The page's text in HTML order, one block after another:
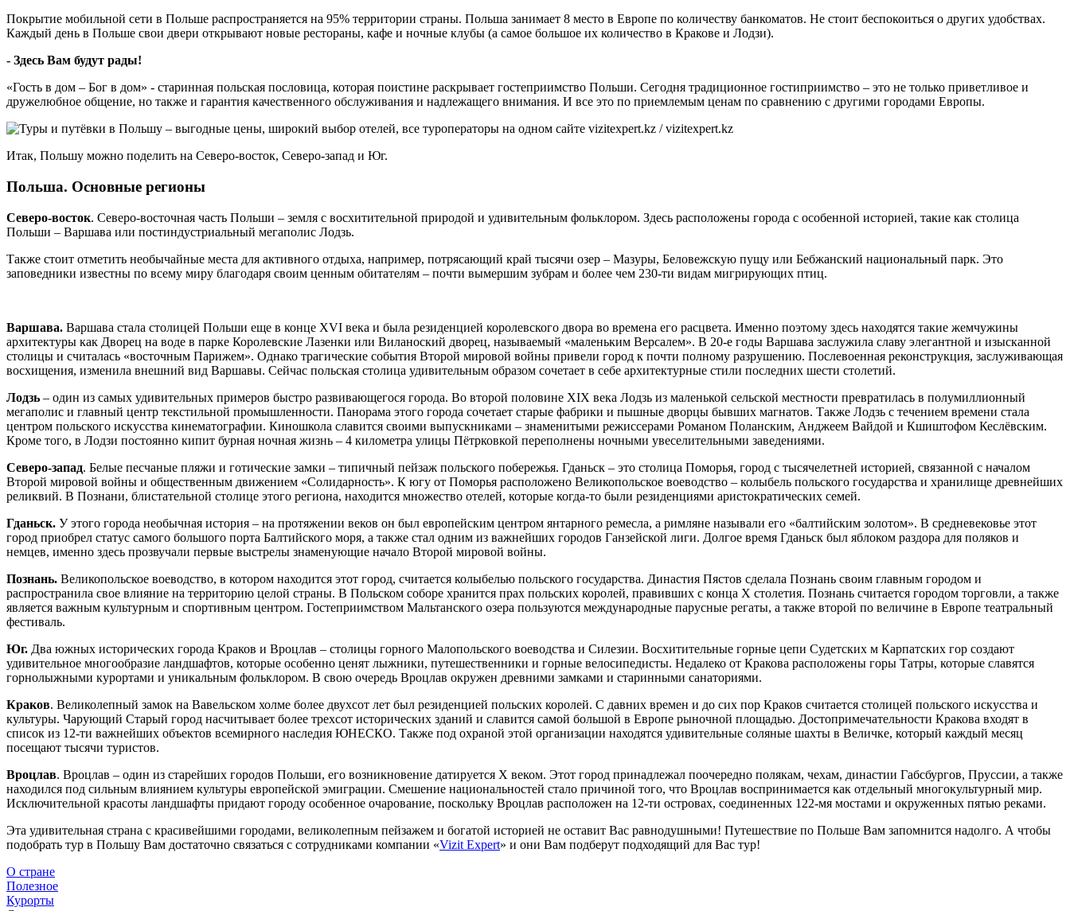
Покрытие мобильной сети в Польше распространяется на 95% территории страны. Польша занимает 8 место в Европе по количеству банкоматов. Не стоит беспокоиться о других удобствах.
Каждый день в Польше свои двери открывают новые рестораны, кафе и ночные клубы (а самое большое их количество в Кракове и Лодзи).
- Здесь Вам будут рады!
«Гость в дом – Бог в дом» - старинная польская пословица, которая поистине раскрывает гостеприимство Польши. Сегодня традиционное гостиприимство – это не только приветливое и
дружелюбное общение, но также и гарантия качественного обслуживания и надлежащего внимания. И все это по приемлемым ценам по сравнению с другими городами Европы.
Итак, Польшу можно поделить на Северо-восток, Северо-запад и Юг.
Польша. Основные регионы
Северо-восток. Северо-восточная часть Польши – земля с восхитительной природой и удивительным фольклором. Здесь расположены города с особенной историей, такие как столица
Польши – Варшава или постиндустриальный мегаполис Лодзь.
Также стоит отметить необычайные места для активного отдыха, например, потрясающий край тысячи озер – Мазуры, Беловежскую пущу или Бебжанский национальный парк. Это
заповедники известны по всему миру благодаря своим ценным обитателям – почти вымершим зубрам и более чем 230-ти видам мигрирующих птиц.
Варшава. Варшава стала столицей Польши еще в конце XVI века и была резиденцией королевского двора во времена его расцвета. Именно поэтому здесь находятся такие жемчужины
архитектуры как Дворец на воде в парке Королевские Лазенки или Виланоский дворец, называемый «маленьким Версалем». В 20-е годы Варшава заслужила славу элегантной и изысканной
столицы и считалась «восточным Парижем». Однако трагические события Второй мировой войны привели город к почти полному разрушению. Послевоенная реконструкция, заслуживающая
восхищения, изменила внешний вид Варшавы. Сейчас польская столица удивительным образом сочетает в себе архитектурные стили последних шести столетий.
Лодзь – один из самых удивительных примеров быстро развивающегося города. Во второй половине XIX века Лодзь из маленькой сельской местности превратилась в полумиллионный
мегаполис и главный центр текстильной промышленности. Панорама этого города сочетает старые фабрики и пышные дворцы бывших магнатов. Также Лодзь с течением времени стала
центром польского искусства кинематографии. Киношкола славится своими выпускниками – знаменитыми режиссерами Романом Поланским, Анджеем Вайдой и Кшиштофом Кеслёвским.
Кроме того, в Лодзи постоянно кипит бурная ночная жизнь – 4 километра улицы Пётрковкой переполнены ночными увеселительными заведениями.
Северо-запад. Белые песчаные пляжи и готические замки – типичный пейзаж польского побережья. Гданьск – это столица Поморья, город с тысячелетней историей, связанной с началом
Второй мировой войны и общественным движением «Солидарность». К югу от Поморья расположено Великопольское воеводство – колыбель польского государства и хранилище древнейших
реликвий. В Познани, блистательной столице этого региона, находится множество отелей, которые когда-то были резиденциями аристократических семей.
Гданьск. У этого города необычная история – на протяжении веков он был европейским центром янтарного ремесла, а римляне называли его «балтийским золотом». В средневековье этот
город приобрел статус самого большого порта Балтийского моря, а также стал одним из важнейших городов Ганзейской лиги. Долгое время Гданьск был яблоком раздора для поляков и
немцев, именно здесь прозвучали первые выстрелы знаменующие начало Второй мировой войны.
Познань. Великопольское воеводство, в котором находится этот город, считается колыбелью польского государства. Династия Пястов сделала Познань своим главным городом и
распространила свое влияние на территорию целой страны. В Польском соборе хранится прах польских королей, правивших с конца X столетия. Познань считается городом торговли, а также
является важным культурным и спортивным центром. Гостеприимством Мальтанского озера пользуются международные парусные регаты, а также второй по величине в Европе театральный
фестиваль.
Юг. Два южных исторических города Краков и Вроцлав – столицы горного Малопольского воеводства и Силезии. Восхитительные горные цепи Судетских м Карпатских гор создают
удивительное многообразие ландшафтов, которые особенно ценят лыжники, путешественники и горные велосипедисты. Недалеко от Кракова расположены горы Татры, которые славятся
горнолыжными курортами и уникальным фольклором. В свою очередь Вроцлав окружен древними замками и старинными санаториями.
Краков. Великолепный замок на Вавельском холме более двухсот лет был резиденцией польских королей. С давних времен и до сих пор Краков считается столицей польского искусства и
культуры. Чарующий Старый город насчитывает более трехсот исторических зданий и славится самой большой в Европе рыночной площадью. Достопримечательности Кракова входят в
список из 12-ти важнейших объектов всемирного наследия ЮНЕСКО. Также под охраной этой организации находятся удивительные соляные шахты в Величке, который каждый месяц
посещают тысячи туристов.
Вроцлав. Вроцлав – один из старейших городов Польши, его возникновение датируется X веком. Этот город принадлежал поочередно полякам, чехам, династии Габсбургов, Пруссии, а также
находился под сильным влиянием культуры европейской эмиграции. Смешение национальностей стало причиной того, что Вроцлав воспринимается как отдельный многокультурный мир.
Исключительной красоты ландшафты придают городу особенное очарование, поскольку Вроцлав расположен на 12-ти островах, соединенных 122-мя мостами и окруженных пятью реками.
Эта удивительная страна с красивейшими городами, великолепным пейзажем и богатой историей не оставит Вас равнодушными! Путешествие по Польше Вам запомнится надолго. А чтобы
подобрать тур в Польшу Вам достаточно связаться с сотрудниками компании «Vizit Expert» и они Вам подберут подходящий для Вас тур!
О стране
Полезное
Курорты